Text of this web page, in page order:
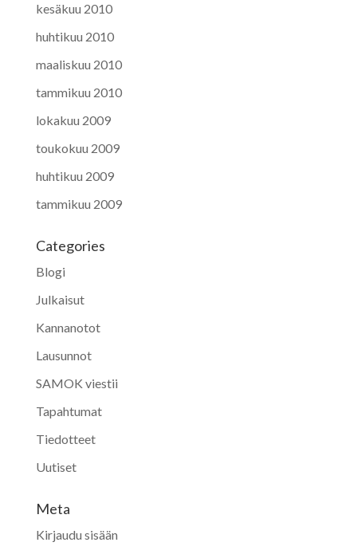
kesäkuu 2010
huhtikuu 2010
maaliskuu 2010
tammikuu 2010
lokakuu 2009
toukokuu 2009
huhtikuu 2009
tammikuu 2009
Categories
Blogi
Julkaisut
Kannanotot
Lausunnot
SAMOK viestii
Tapahtumat
Tiedotteet
Uutiset
Meta
Kirjaudu sisään